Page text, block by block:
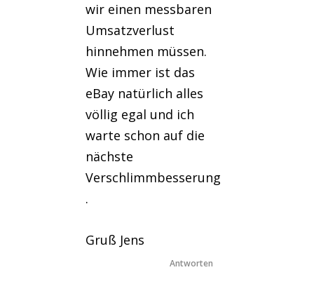
wir einen messbaren
Umsatzverlust
hinnehmen müssen.
Wie immer ist das
eBay natürlich alles
völlig egal und ich
warte schon auf die
nächste
Verschlimmbesserung
.
Gruß Jens
Antworten